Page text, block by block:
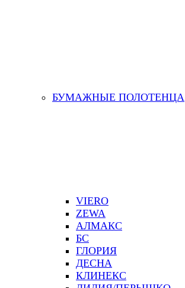
БУМАЖНЫЕ ПОЛОТЕНЦА
VIERO
ZEWA
АЛМАКС
БС
ГЛОРИЯ
ДЕСНА
КЛИНЕКС